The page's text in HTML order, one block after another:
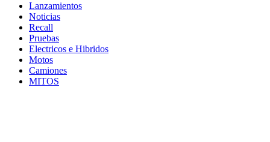
Lanzamientos
Noticias
Recall
Pruebas
Electricos e Hibridos
Motos
Camiones
MITOS